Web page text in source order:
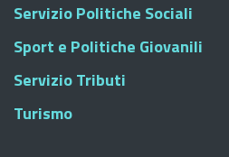
Servizio Politiche Sociali
Sport e Politiche Giovanili
Servizio Tributi
Turismo